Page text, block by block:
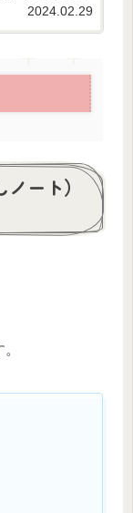
の・あると便利な
2024.02.29
ート）